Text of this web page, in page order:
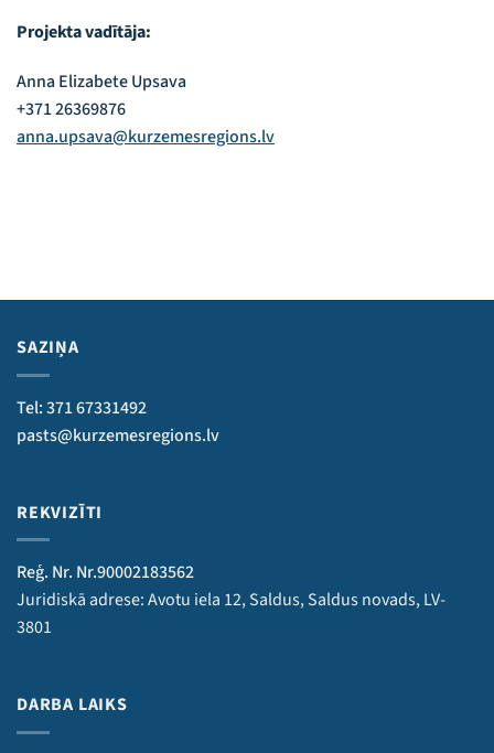
Projekta vadītāja:
Anna Elizabete Upsava
+371 26369876
anna.upsava@kurzemesregions.lv
SAZIŅA
Tel: 371 67331492
pasts@kurzemesregions.lv
REKVIZĪTI
Reģ. Nr. Nr.90002183562
Juridiskā adrese: Avotu iela 12, Saldus, Saldus novads, LV-
3801
DARBA LAIKS